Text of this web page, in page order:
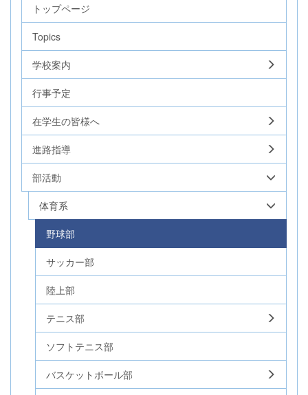
トップページ
Topics
学校案内
行事予定
在学生の皆様へ
進路指導
部活動
体育系
野球部
サッカー部
陸上部
テニス部
ソフトテニス部
バスケットボール部